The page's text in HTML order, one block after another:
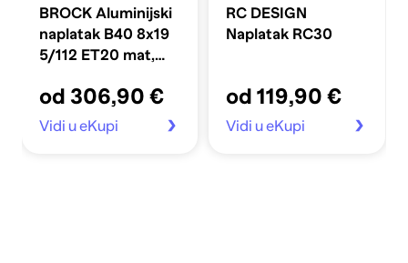
BROCK Aluminijski
naplatak B40 8x19
5/112 ET20 mat,
od 306,90 €
Vidi u eKupi
RC DESIGN
Naplatak RC30
od 119,90 €
Vidi u eKupi